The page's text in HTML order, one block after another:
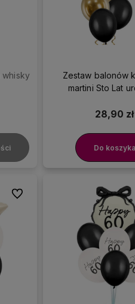
whisky
Zestaw balonów
martini Sto Lat
28,90 zł
Do koszyka
Do ulubionych